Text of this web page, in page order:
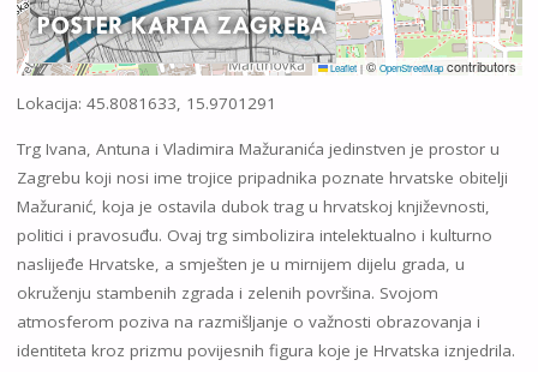
Leaflet |©OpenStreetMapcontributors
Lokacija: 45.8081633, 15.9701291
Trg Ivana, Antuna i Vladimira Mažuranića jedinstven je prostor u
Zagrebu koji nosi ime trojice pripadnika poznate hrvatske obitelji
Mažuranić, koja je ostavila dubok trag u hrvatskoj književnosti,
politici i pravosuđu. Ovaj trg simbolizira intelektualno i kulturno
naslijeđe Hrvatske, a smješten je u mirnijem dijelu grada, u
okruženju stambenih zgrada i zelenih površina. Svojom
atmosferom poziva na razmišljanje o važnosti obrazovanja i
identiteta kroz prizmu povijesnih figura koje je Hrvatska iznjedrila.